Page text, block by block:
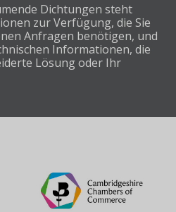
Dichtungen steht
zur Verfügung, die Sie
Anfragen benötigen, und
Informationen, die
Lösung oder Ihr